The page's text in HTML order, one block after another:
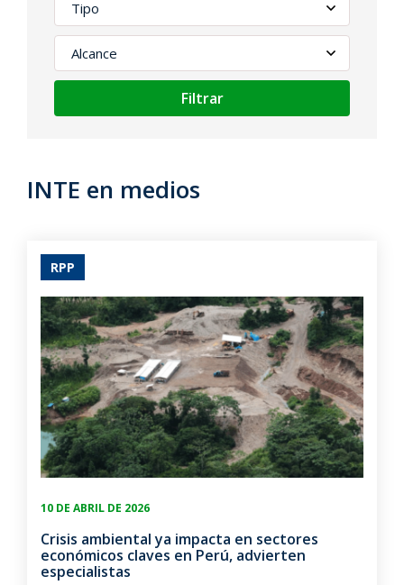
Filtrar
INTE en medios
RPP
10 DE ABRIL DE 2026
Crisis ambiental ya impacta en sectores
económicos claves en Perú, advierten
especialistas